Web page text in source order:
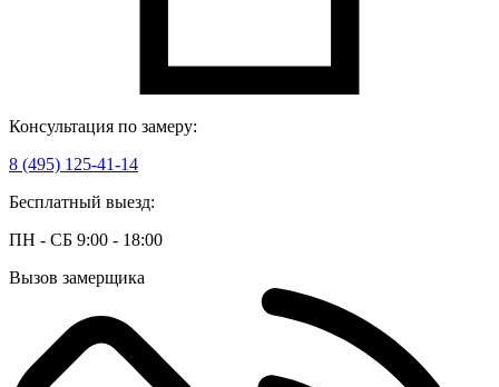
Консультация по замеру:
8 (495) 125-41-14
Бесплатный выезд:
ПН - СБ 9:00 - 18:00
Вызов замерщика